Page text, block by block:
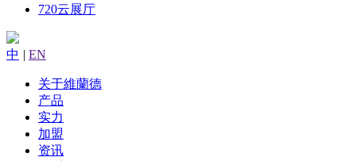
720云展厅
中 | EN
关于維蘭德
产品
实力
加盟
资讯